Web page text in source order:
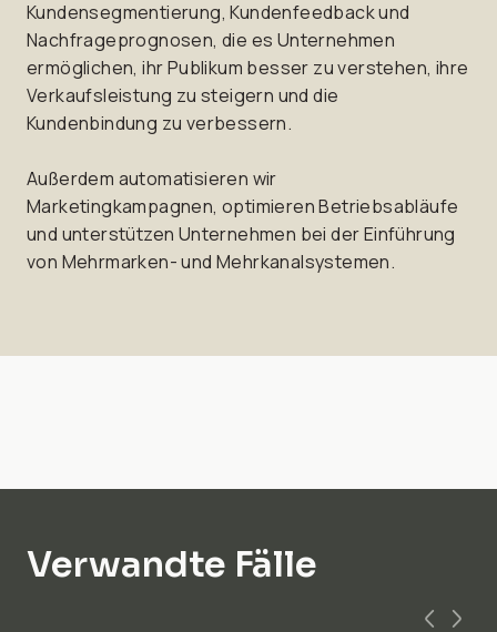
Kundensegmentierung, Kundenfeedback und
Nachfrageprognosen, die es Unternehmen
ermöglichen, ihr Publikum besser zu verstehen, ihre
Verkaufsleistung zu steigern und die
Kundenbindung zu verbessern.
Außerdem automatisieren wir
Marketingkampagnen, optimieren Betriebsabläufe
und unterstützen Unternehmen bei der Einführung
von Mehrmarken- und Mehrkanalsystemen.
Verwandte Fälle